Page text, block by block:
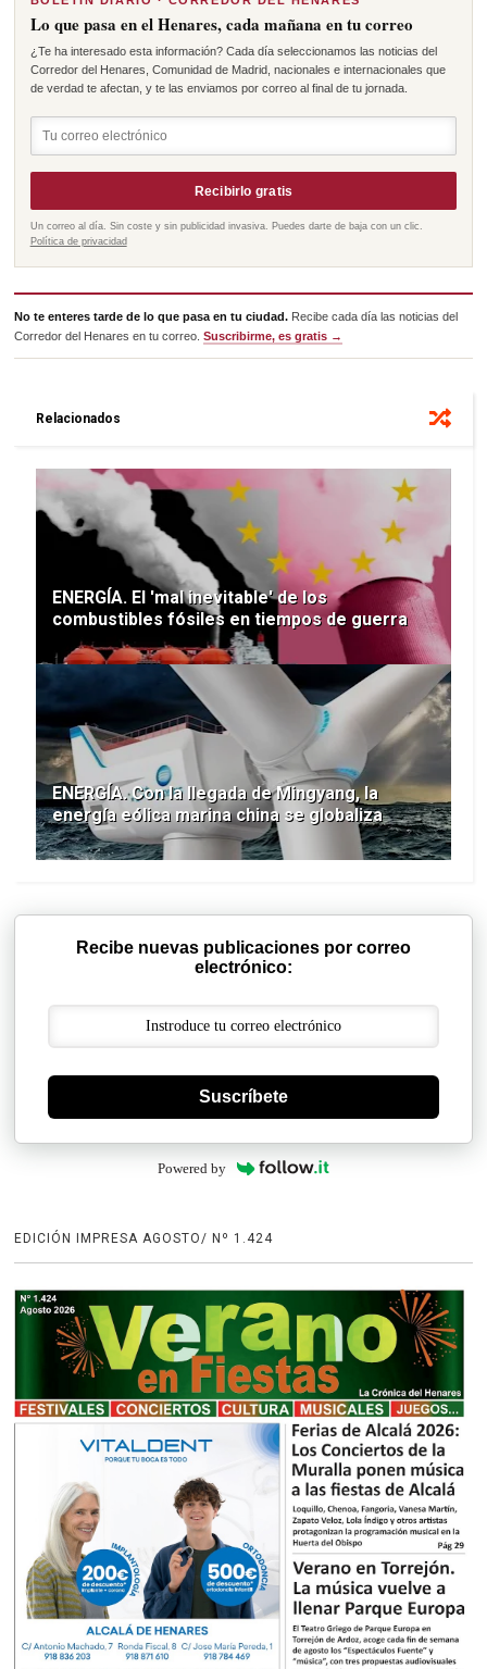
Lo que pasa en el Henares, cada mañana en tu correo
¿Te ha interesado esta información? Cada día seleccionamos las noticias del
Corredor del Henares, Comunidad de Madrid, nacionales e internacionales que
de verdad te afectan, y te las enviamos por correo al final de tu jornada.
Recibirlo gratis
Un correo al día. Sin coste y sin publicidad invasiva. Puedes darte de baja con un clic.
Política de privacidad
No te enteres tarde de lo que pasa en tu ciudad. Recibe cada día las noticias del
Corredor del Henares en tu correo.Suscribirme, es gratis →
Relacionados
ENERGÍA. El 'mal inevitable' de los
combustibles fósiles en tiempos de guerra
ENERGÍA. Con la llegada de Mingyang, la
energía eólica marina china se globaliza
Recibe nuevas publicaciones por correo
electrónico:
Suscríbete
Powered by
EDICIÓN IMPRESA AGOSTO/ Nº 1.424